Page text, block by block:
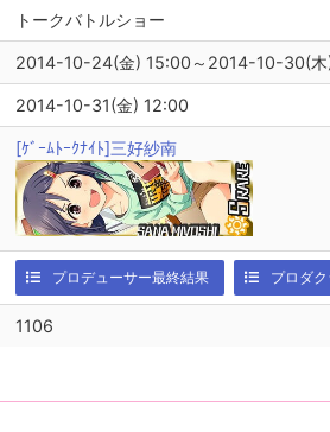
トークバトルショー
2014-10-24(金) 15:00～2014-10-30(
2014-10-31(金) 12:00
[ｹﾞｰﾑﾄｰｸﾅｲﾄ]三好紗南
プロデューサー最終結果 プロダ
1106